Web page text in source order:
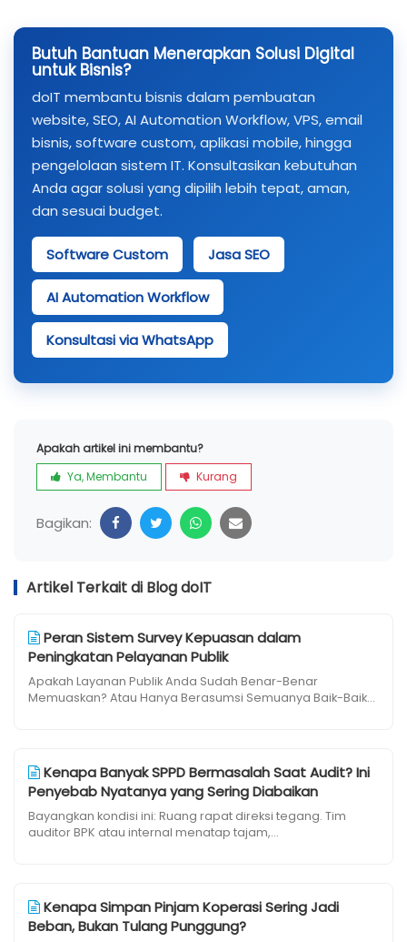
Butuh Bantuan Menerapkan Solusi Digital
untuk Bisnis?
doIT membantu bisnis dalam pembuatan
website, SEO, AI Automation Workflow, VPS, email
bisnis, software custom, aplikasi mobile, hingga
pengelolaan sistem IT. Konsultasikan kebutuhan
Anda agar solusi yang dipilih lebih tepat, aman,
dan sesuai budget.
Software Custom Jasa SEO
AI Automation Workflow
Konsultasi via WhatsApp
Apakah artikel ini membantu?
Ya, Membantu
Kurang
Bagikan:
Artikel Terkait di Blog doIT
Peran Sistem Survey Kepuasan dalam
Peningkatan Pelayanan Publik
Apakah Layanan Publik Anda Sudah Benar-Benar
Memuaskan? Atau Hanya Berasumsi Semuanya Baik-Baik...
Kenapa Banyak SPPD Bermasalah Saat Audit? Ini
Penyebab Nyatanya yang Sering Diabaikan
Bayangkan kondisi ini: Ruang rapat direksi tegang. Tim
auditor BPK atau internal menatap tajam,...
Kenapa Simpan Pinjam Koperasi Sering Jadi
Beban, Bukan Tulang Punggung?